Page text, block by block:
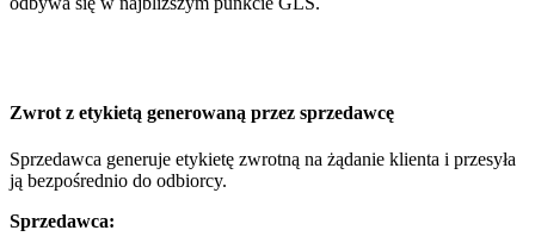
Zwrot z etykietą generowaną przez sprzedawcę
Sprzedawca generuje etykietę zwrotną na żądanie klienta i przesyła
ją bezpośrednio do odbiorcy.
Sprzedawca: